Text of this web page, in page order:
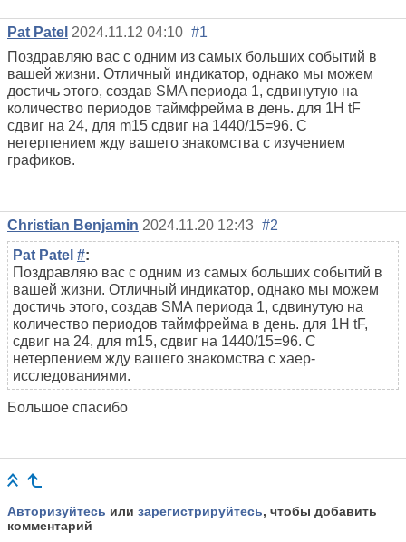
Pat Patel 2024.11.12 04:10 #1
Поздравляю вас с одним из самых больших событий в
вашей жизни. Отличный индикатор, однако мы можем
достичь этого, создав SMA периода 1, сдвинутую на
количество периодов таймфрейма в день. для 1H tF
сдвиг на 24, для m15 сдвиг на 1440/15=96. С
нетерпением жду вашего знакомства с изучением
графиков.
Christian Benjamin 2024.11.20 12:43 #2
Pat Patel #:
Поздравляю вас с одним из самых больших событий в
вашей жизни. Отличный индикатор, однако мы можем
достичь этого, создав SMA периода 1, сдвинутую на
количество периодов таймфрейма в день. для 1H tF,
сдвиг на 24, для m15, сдвиг на 1440/15=96. С
нетерпением жду вашего знакомства с хаер-
исследованиями.
Большое спасибо
Авторизуйтесь или зарегистрируйтесь, чтобы добавить
комментарий